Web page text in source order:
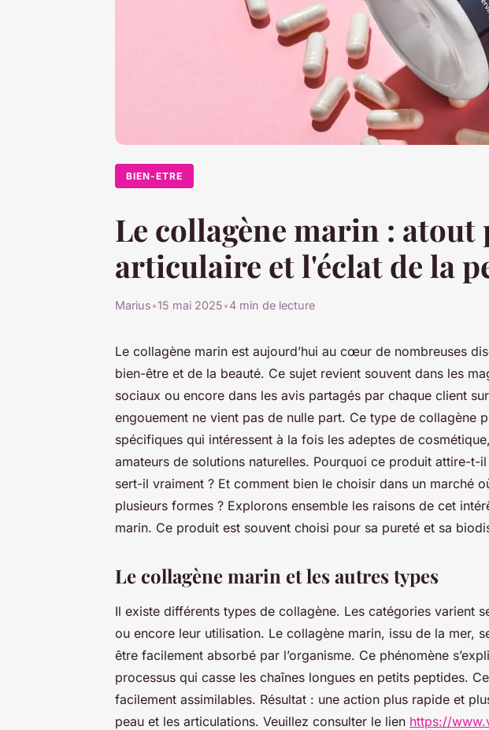
BIEN-ETRE
Le collagène marin :
articulaire et l'éclat de la
Marius•15 mai 2025•4 min de lecture
Le collagène marin est aujourd’hui au cœur de nombreuses
bien-être et de la beauté. Ce sujet revient souvent dans les
sociaux ou encore dans les avis partagés par chaque client
engouement ne vient pas de nulle part. Ce type de collagène
spécifiques qui intéressent à la fois les adeptes de
amateurs de solutions naturelles. Pourquoi ce produit attire-t-il
sert-il vraiment ? Et comment bien le choisir dans un marché
plusieurs formes ? Explorons ensemble les raisons de cet
marin. Ce produit est souvent choisi pour sa pureté et sa
Le collagène marin et les autres types
Il existe différents types de collagène. Les catégories varient
ou encore leur utilisation. Le collagène marin, issu de la mer,
être facilement absorbé par l’organisme. Ce phénomène
processus qui casse les chaînes longues en petits peptides.
facilement assimilables. Résultat : une action plus rapide et
peau et les articulations. Veuillez consulter le lien https://